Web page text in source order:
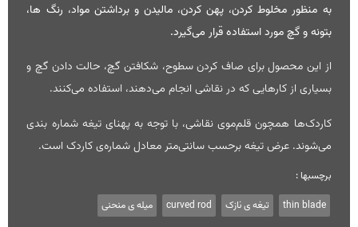
به منظور مخلوط کردن، پهن کردن، مالیدن و برداشتن مواد، رنگ‌ ها،
بتونه و گچ مورد استفاده قرار می‌گیرد.
از این محصول برای صاف کردن سطوح، شکافتن گچ، حالت دادن گچ و
بسیاری از کارهایی که در نقاشی انجام می‌دهند، استفاده می‌کنند.
کاردک‌ها همچون قلم‌موی نقاشی، با توجه به پهنای تیغه شماره بندی
می‌شوند. عرض تیغه برحسب سانتی‌متر معادل شماره‌ی کاردک است.
برچسبها :
thin blade تیغه ی نازک curved rod میله ی منحنی